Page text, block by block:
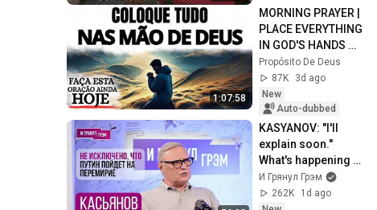
1:07:58
MORNING PRAYER |
PLACE EVERYTHING
IN GOD'S HANDS
AND REST
Propósito De Deus
87K
3d ago
New
Auto-dubbed
KASYANOV: "I'll
explain soon."
What's happening
with Putin, FSB,
Mishustin, Sber, Oil
И Грянул Грэм
262K
1d ago